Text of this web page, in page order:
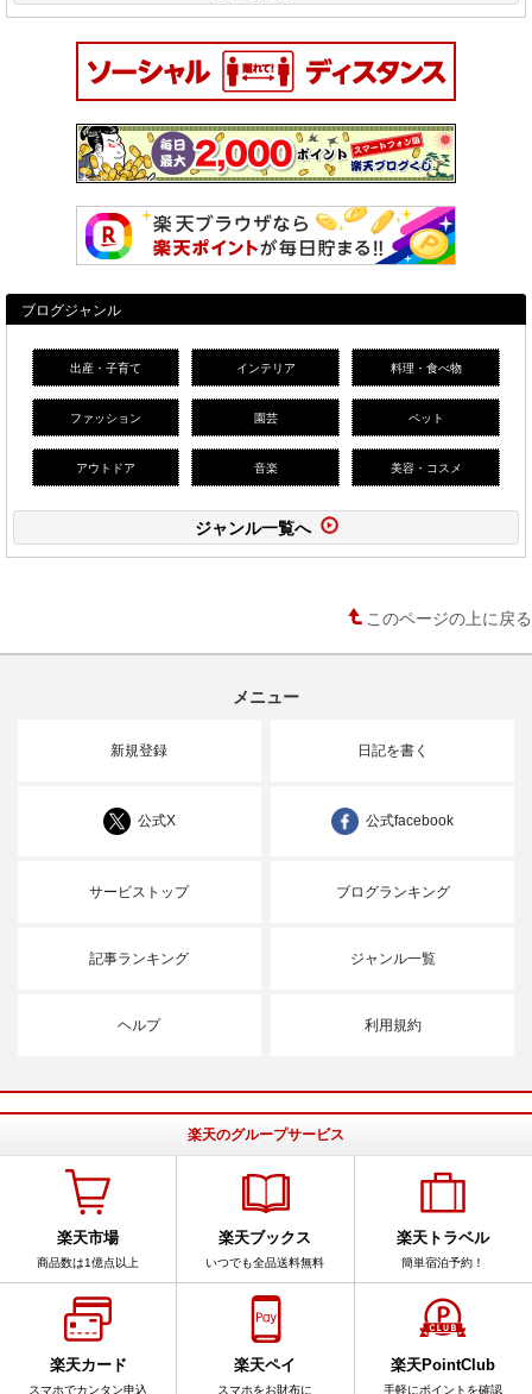
ブログジャンル
出産・子育て インテリア 料理・食べ物
ファッション 園芸 ペット
アウトドア 音楽 美容・コスメ
ジャンル一覧へ
このページの上に戻る
メニュー
新規登録 日記を書く
公式X 公式facebook
サービストップ ブログランキング
記事ランキング ジャンル一覧
ヘルプ 利用規約
楽天のグループサービス
楽天市場
商品数は1億点以上
楽天ブックス
いつでも全品送料無料
楽天トラベル
簡単宿泊予約！
楽天カード
スマホでカンタン申込
楽天ペイ
スマホをお財布に
楽天PointClub
手軽にポイントを確認